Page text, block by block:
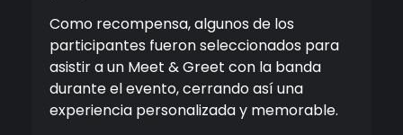
Como recompensa, algunos de los
participantes fueron seleccionados para
asistir a un Meet & Greet con la banda
durante el evento, cerrando así una
experiencia personalizada y memorable.